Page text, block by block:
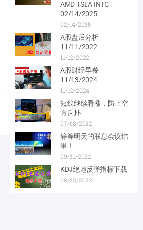
AMD TSLA INTC
02/14/2025
02/14/2025
A股盘后分析
11/11/2022
11/12/2022
A股财经早餐
11/13/2024
11/12/2024
短线继续看涨，防止空
方反扑
07/08/2022
静等明天的联息会议结
果！
09/21/2022
KDJ绝地反弹指标下载
08/22/2022